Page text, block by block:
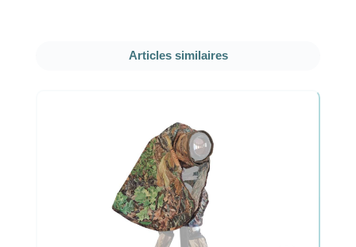
Ignorer la galerie de produits
Articles similaires